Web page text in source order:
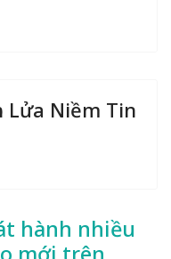
Lửa Niềm Tin
hành nhiều